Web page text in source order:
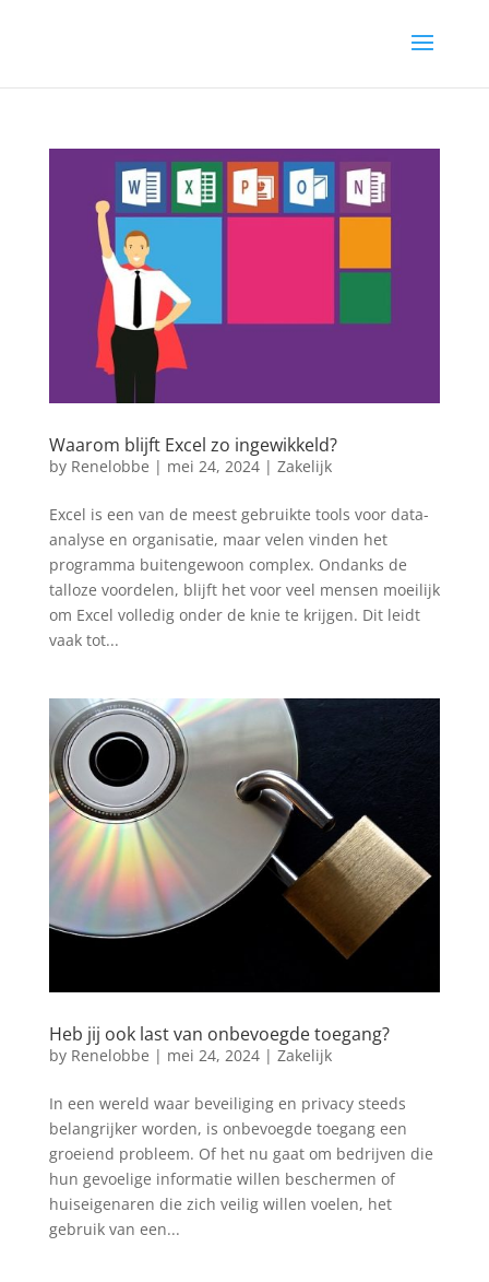
Waarom blijft Excel zo ingewikkeld?
by Renelobbe | mei 24, 2024| Zakelijk
Excel is een van de meest gebruikte tools voor data-
analyse en organisatie, maar velen vinden het
programma buitengewoon complex. Ondanks de
talloze voordelen, blijft het voor veel mensen moeilijk
om Excel volledig onder de knie te krijgen. Dit leidt
vaak tot...
Heb jij ook last van onbevoegde toegang?
by Renelobbe | mei 24, 2024| Zakelijk
In een wereld waar beveiliging en privacy steeds
belangrijker worden, is onbevoegde toegang een
groeiend probleem. Of het nu gaat om bedrijven die
hun gevoelige informatie willen beschermen of
huiseigenaren die zich veilig willen voelen, het
gebruik van een...